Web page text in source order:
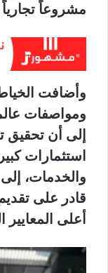
مشروعاً
وأضافت
ومواصفات
إلى أن
استثمارات
والخدمات،
قادر على
أعلى المعايير